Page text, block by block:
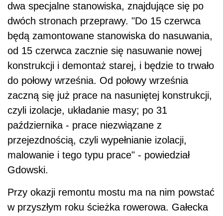
dwa specjalne stanowiska, znajdujące się po
dwóch stronach przeprawy. "Do 15 czerwca
będą zamontowane stanowiska do nasuwania,
od 15 czerwca zacznie się nasuwanie nowej
konstrukcji i demontaż starej, i będzie to trwało
do połowy września. Od połowy września
zaczną się już prace na nasuniętej konstrukcji,
czyli izolacje, układanie masy; po 31
października - prace niezwiązane z
przejezdnością, czyli wypełnianie izolacji,
malowanie i tego typu prace" - powiedział
Gdowski.
Przy okazji remontu mostu ma na nim powstać
w przyszłym roku ścieżka rowerowa. Gałecka